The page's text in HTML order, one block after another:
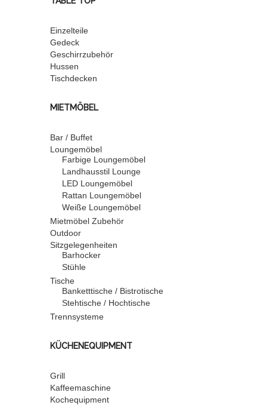
Einzelteile
Gedeck
Geschirrzubehör
Hussen
Tischdecken
MIETMÖBEL
Bar / Buffet
Loungemöbel
Farbige Loungemöbel
Landhausstil Lounge
LED Loungemöbel
Rattan Loungemöbel
Weiße Loungemöbel
Mietmöbel Zubehör
Outdoor
Sitzgelegenheiten
Barhocker
Stühle
Tische
Banketttische / Bistrotische
Stehtische / Hochtische
Trennsysteme
KÜCHENEQUIPMENT
Grill
Kaffeemaschine
Kochequipment